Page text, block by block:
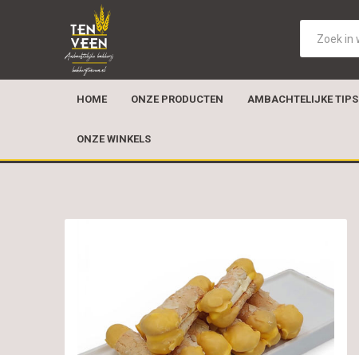
HOME ONZE PRODUCTEN AMBACHTELIJKE TIPS
ONZE WINKELS